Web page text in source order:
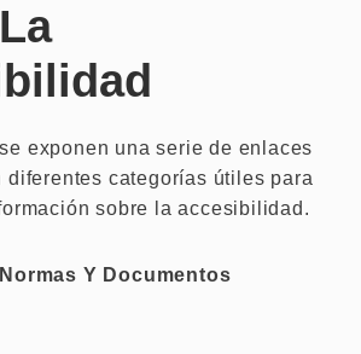
exponen una serie de enlaces
diferentes categorías útiles para
sobre la accesibilidad.
Y Documentos